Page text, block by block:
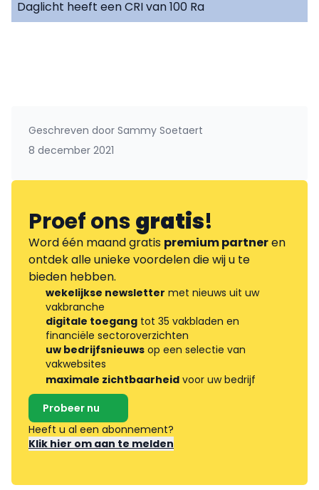
Daglicht heeft een CRI van 100 Ra
Geschreven door Sammy Soetaert
8 december 2021
Proef onsgratis!
Word één maand gratis premium partneren
ontdek alle unieke voordelen die wij u te
bieden hebben.
wekelijkse newsletter met nieuws uit uw
vakbranche
digitale toegang tot 35 vakbladen en
financiële sectoroverzichten
uw bedrijfsnieuws op een selectie van
vakwebsites
maximale zichtbaarheid voor uw bedrijf
Probeer nu
Heeft u al een abonnement?
Klik hier om aan te melden